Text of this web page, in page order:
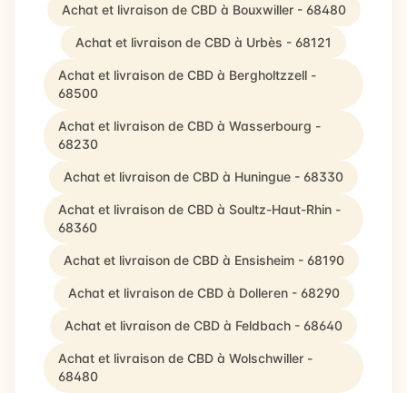
Achat et livraison de CBD à Bouxwiller - 68480
Achat et livraison de CBD à Urbès - 68121
Achat et livraison de CBD à Bergholtzzell -
68500
Achat et livraison de CBD à Wasserbourg -
68230
Achat et livraison de CBD à Huningue - 68330
Achat et livraison de CBD à Soultz-Haut-Rhin -
68360
Achat et livraison de CBD à Ensisheim - 68190
Achat et livraison de CBD à Dolleren - 68290
Achat et livraison de CBD à Feldbach - 68640
Achat et livraison de CBD à Wolschwiller -
68480